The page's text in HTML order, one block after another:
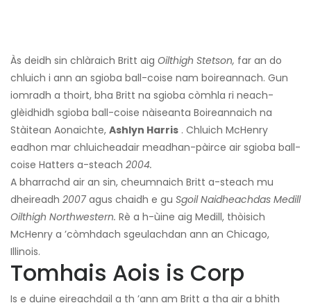
Às deidh sin chlàraich Britt aig Oilthigh Stetson, far an do
chluich i ann an sgioba ball-coise nam boireannach. Gun
iomradh a thoirt, bha Britt na sgioba còmhla ri neach-
glèidhidh sgioba ball-coise nàiseanta Boireannaich na
Stàitean Aonaichte, Ashlyn Harris . Chluich McHenry
eadhon mar chluicheadair meadhan-pàirce air sgioba ball-
coise Hatters a-steach 2004.
A bharrachd air an sin, cheumnaich Britt a-steach mu
dheireadh 2007 agus chaidh e gu Sgoil Naidheachdas Medill
Oilthigh Northwestern. Rè a h-ùine aig Medill, thòisich
McHenry a ’còmhdach sgeulachdan ann an Chicago,
Illinois.
Tomhais Aois is Corp
Is e duine eireachdail a th ’ann am Britt a tha air a bhith